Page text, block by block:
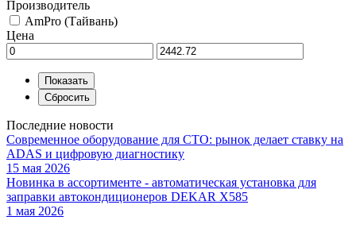
Производитель
AmPro (Тайвань)
Цена
Последние новости
Современное оборудование для СТО: рынок делает ставку на
ADAS и цифровую диагностику
15 мая 2026
Новинка в ассортименте - автоматическая установка для
заправки автокондиционеров DEKAR X585
1 мая 2026